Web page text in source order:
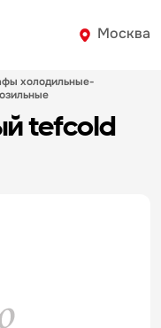
Москва